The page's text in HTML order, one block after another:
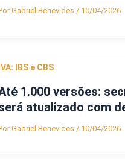
Gabriel Benevides / 10/04/2026
IVA: IBS e CBS
1.000 versões:
atualizado com
Gabriel Benevides / 10/04/2026